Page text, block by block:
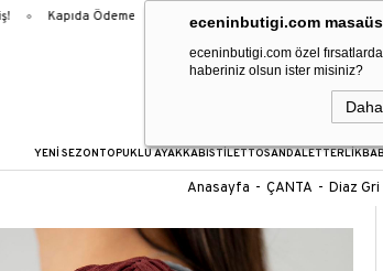
eceninbutigi.com
eceninbutigi.com özel
haberiniz olsun ister misiniz?
Kapıda Ödeme 9 Taksit Fırsatı 16:00’a kadar
YENİ SEZONTOPUKLU AYAKKABISTİLETTOSANDALETTERLİK
Anasayfa ÇANTA Diaz Gri